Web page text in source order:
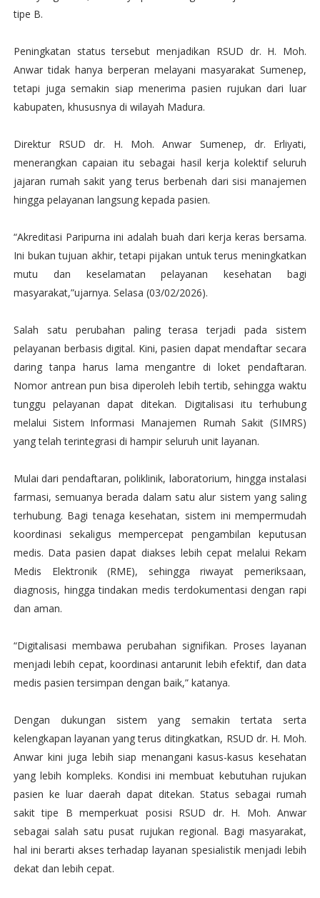
tipe B.
Peningkatan status tersebut menjadikan RSUD dr. H. Moh.
Anwar tidak hanya berperan melayani masyarakat Sumenep,
tetapi juga semakin siap menerima pasien rujukan dari luar
kabupaten, khususnya di wilayah Madura.
Direktur RSUD dr. H. Moh. Anwar Sumenep, dr. Erliyati,
menerangkan capaian itu sebagai hasil kerja kolektif seluruh
jajaran rumah sakit yang terus berbenah dari sisi manajemen
hingga pelayanan langsung kepada pasien.
“Akreditasi Paripurna ini adalah buah dari kerja keras bersama.
Ini bukan tujuan akhir, tetapi pijakan untuk terus meningkatkan
mutu dan keselamatan pelayanan kesehatan bagi
masyarakat,”ujarnya. Selasa (03/02/2026).
Salah satu perubahan paling terasa terjadi pada sistem
pelayanan berbasis digital. Kini, pasien dapat mendaftar secara
daring tanpa harus lama mengantre di loket pendaftaran.
Nomor antrean pun bisa diperoleh lebih tertib, sehingga waktu
tunggu pelayanan dapat ditekan. Digitalisasi itu terhubung
melalui Sistem Informasi Manajemen Rumah Sakit (SIMRS)
yang telah terintegrasi di hampir seluruh unit layanan.
Mulai dari pendaftaran, poliklinik, laboratorium, hingga instalasi
farmasi, semuanya berada dalam satu alur sistem yang saling
terhubung. Bagi tenaga kesehatan, sistem ini mempermudah
koordinasi sekaligus mempercepat pengambilan keputusan
medis. Data pasien dapat diakses lebih cepat melalui Rekam
Medis Elektronik (RME), sehingga riwayat pemeriksaan,
diagnosis, hingga tindakan medis terdokumentasi dengan rapi
dan aman.
“Digitalisasi membawa perubahan signifikan. Proses layanan
menjadi lebih cepat, koordinasi antarunit lebih efektif, dan data
medis pasien tersimpan dengan baik,” katanya.
Dengan dukungan sistem yang semakin tertata serta
kelengkapan layanan yang terus ditingkatkan, RSUD dr. H. Moh.
Anwar kini juga lebih siap menangani kasus-kasus kesehatan
yang lebih kompleks. Kondisi ini membuat kebutuhan rujukan
pasien ke luar daerah dapat ditekan. Status sebagai rumah
sakit tipe B memperkuat posisi RSUD dr. H. Moh. Anwar
sebagai salah satu pusat rujukan regional. Bagi masyarakat,
hal ini berarti akses terhadap layanan spesialistik menjadi lebih
dekat dan lebih cepat.